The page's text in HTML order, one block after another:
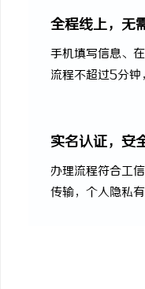
全程线上，无
手机填写信息、
流程不超过5分钟
实名认证，安
办理流程符合工
传输，个人隐私